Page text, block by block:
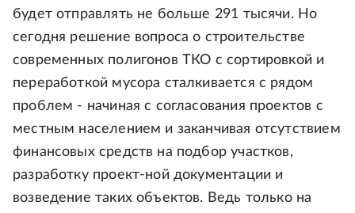
будет отправлять не больше 291 тысячи. Но
сегодня решение вопроса о строительстве
современных полигонов ТКО с сортировкой и
переработкой мусора сталкивается с рядом
проблем - начиная с согласования проектов с
местным населением и заканчивая отсутствием
финансовых средств на подбор участков,
разработку проект-ной документации и
возведение таких объектов. Ведь только на